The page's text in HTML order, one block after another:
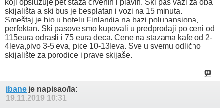
koji opslužuje pet staza crvenih i plavih. Ski pas važi za oba
skijališta a ski bus je besplatan i vozi na 15 minuta.
Smeštaj je bio u hotelu Finlandia na bazi polupansiona,
perfektan. Ski pasove smo kupovali u predprodaji po ceni od
115eura odrasli i 75 eura deca. Cene na stazama kafe od 2-
4leva,pivo 3-5leva, pice 10-13leva. Sve u svemu odlično
skijalište za porodice i prave skijaše.
ibane je napisao/la:
19.11.2019 10:31